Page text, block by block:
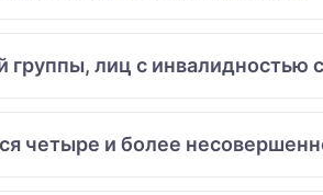
лиц с инвалидностью
четыре и более